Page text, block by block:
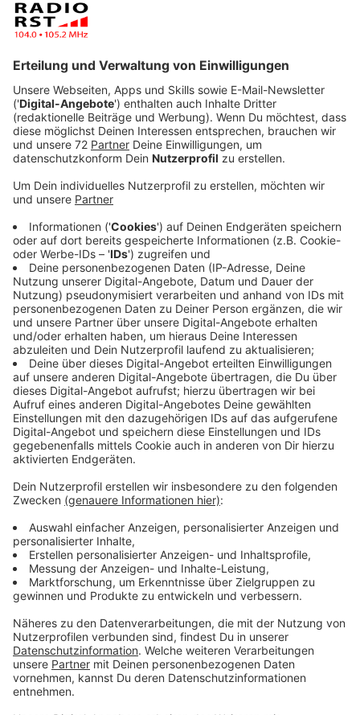
Anzeige
Die Energieland Kreis Steinfurt
Bürgerenergiegenossenschaft eG (EKSBEG) hat ihre
dritte Photovoltaik-Anlage auf dem GRIPS III
Gebäude am Technologie-Campus der FH Münster in
Betrieb genommen. Die 27,28 kWp starke Anlage
Steinfurt mit grünem Strom.
Anzeige
Vorteile für alle Beteiligten
Anzeige
Der Geschäftsführer der Wirtschaftsförderungs- und
Entwicklungsgesellschaft Steinfurt, Christian
Holterhues, zeigt sich begeistert:"Durch die
Kooperation mit der Energieland Kreis Steinfurt
Bürgerenergiegenossenschaft haben wir unser
Gebäude modernisiert, ohne dabei eigenes Geld in die
Hand nehmen zu müssen. Wir freuen uns, nun von
günstigem grünen Strom vom eigenen Dach zu
ähnliches Kooperationsmodell auch Ladesäulen für E-
Autos zur Verfügung stellen können."
Auch die Genossenschaft hebt die schnelle
EKSBEG, sagt:"Dass wir die Anlage schon jetzt in
Betrieb nehmen konnten, zeigt, dass eine zügige
Umsetzung von PV-Anlagen funktioniert, insbesondere
bei günstigen Rahmenbedingungen und einer guten